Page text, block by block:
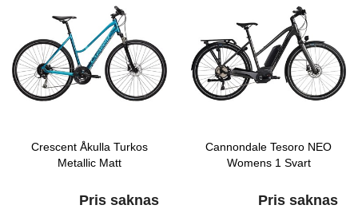
Crescent Åkulla Turkos
Metallic Matt
Pris saknas
Cannondale Tesoro NEO
Womens 1 Svart
Pris saknas